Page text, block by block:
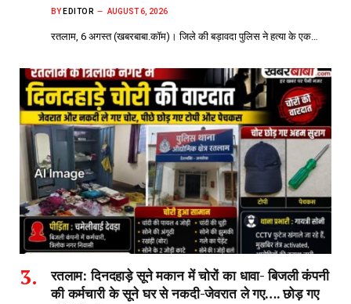
BY EDITOR AUGUST 6, 2026
रतलाम, 6 अगस्त (खबरबाबा.कॉम)। जिले की बड़ावदा पुलिस ने हत्या के एक…
रतलाम: दिनदहाड़े सूने मकान में चोरों का धावा- बिजली कंपनी
की कर्मचारी के सूने घर से नकदी-जेवरात ले गए…. छोड़ गए